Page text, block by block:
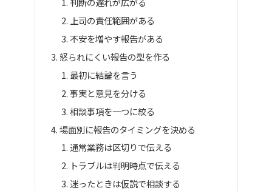
上司の責任範囲がある
不安を増やす報告がある
怒られにくい報告の型を作る
最初に結論を言う
事実と意見を分ける
相談事項を一つに絞る
場面別に報告のタイミングを決める
通常業務は区切りで伝える
トラブルは判明時点で伝える
迷ったときは仮説で相談する